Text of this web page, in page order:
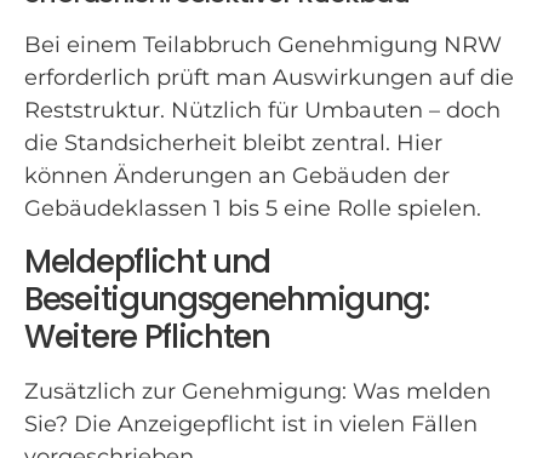
Bei einem Teilabbruch Genehmigung NRW
erforderlich prüft man Auswirkungen auf die
Reststruktur. Nützlich für Umbauten – doch
die Standsicherheit bleibt zentral. Hier
können Änderungen an Gebäuden der
Gebäudeklassen 1 bis 5 eine Rolle spielen.
Meldepflicht und
Beseitigungsgenehmigung:
Weitere Pflichten
Zusätzlich zur Genehmigung: Was melden
Sie? Die Anzeigepflicht ist in vielen Fällen